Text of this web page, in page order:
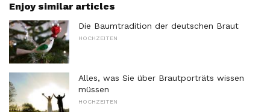
Enjoy similar articles
Die Baumtradition der deutschen Braut
HOCHZEITEN
Alles, was Sie über Brautporträts wissen
müssen
HOCHZEITEN